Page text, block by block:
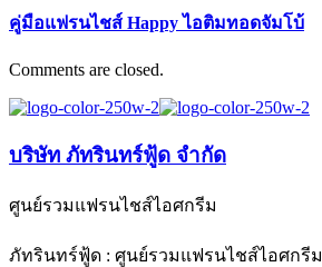
คู่มือแฟรนไชส์ Happy ไอติมทอดจัมโบ้
Comments are closed.
บริษัท ภัทรินทร์ฟู้ด จำกัด
ศูนย์รวมแฟรนไชส์ไอศกรีม
ภัทรินทร์ฟู้ด : ศูนย์รวมแฟรนไชส์ไอศกรีม